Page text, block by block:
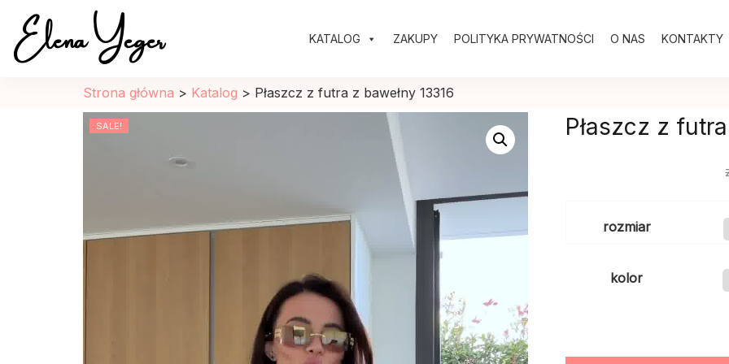
Elena Yeger
Sklep internetowy odziez damska
KATALOG ZAKUPY POLITYKA PRYWATNOŚCI O NAS KONTAKTY
Strona główna > Katalog > Płaszcz z futra z bawełny 13316
SALE! Płaszcz z
rozmiar
kolor